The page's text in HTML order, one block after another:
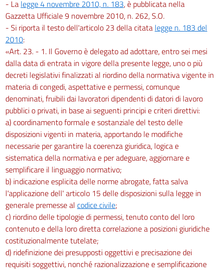
- La legge 4 novembre 2010, n. 183, è pubblicata nella
Gazzetta Ufficiale 9 novembre 2010, n. 262, S.O.
- Si riporta il testo dell'articolo 23 della citata legge n. 183 del
2010:
«Art. 23. - 1. Il Governo è delegato ad adottare, entro sei mesi
dalla data di entrata in vigore della presente legge, uno o più
decreti legislativi finalizzati al riordino della normativa vigente in
materia di congedi, aspettative e permessi, comunque
denominati, fruibili dai lavoratori dipendenti di datori di lavoro
pubblici o privati, in base ai seguenti principi e criteri direttivi:
a) coordinamento formale e sostanziale del testo delle
disposizioni vigenti in materia, apportando le modifiche
necessarie per garantire la coerenza giuridica, logica e
sistematica della normativa e per adeguare, aggiornare e
semplificare il linguaggio normativo;
b) indicazione esplicita delle norme abrogate, fatta salva
l'applicazione dell' articolo 15 delle disposizioni sulla legge in
generale premesse al codice civile;
c) riordino delle tipologie di permessi, tenuto conto del loro
contenuto e della loro diretta correlazione a posizioni giuridiche
costituzionalmente tutelate;
d) ridefinizione dei presupposti oggettivi e precisazione dei
requisiti soggettivi, nonché razionalizzazione e semplificazione